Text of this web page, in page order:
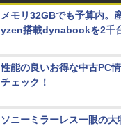
メモリ32GBでも予算内。
yzen搭載dynabookを2千
性能の良いお得な中古PC
チェック！
ソニーミラーレス一眼の